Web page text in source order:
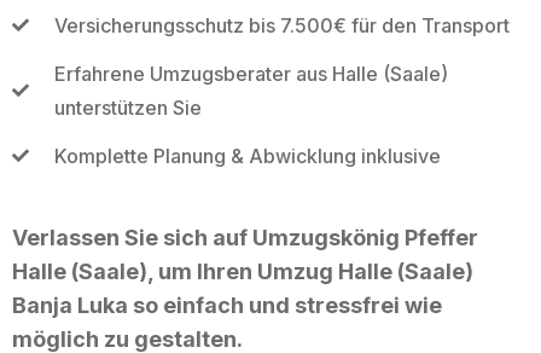
Versicherungsschutz bis 7.500€ für den Transport
Erfahrene Umzugsberater aus Halle (Saale)
unterstützen Sie
Komplette Planung & Abwicklung inklusive
Verlassen Sie sich auf Umzugskönig Pfeffer
Halle (Saale), um Ihren Umzug Halle (Saale)
Banja Luka so einfach und stressfrei wie
möglich zu gestalten.